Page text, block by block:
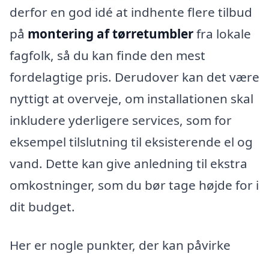
derfor en god idé at indhente flere tilbud
på montering af tørretumblerfra lokale
fagfolk, så du kan finde den mest
fordelagtige pris. Derudover kan det være
nyttigt at overveje, om installationen skal
inkludere yderligere services, som for
eksempel tilslutning til eksisterende el og
vand. Dette kan give anledning til ekstra
omkostninger, som du bør tage højde for i
dit budget.
Her er nogle punkter, der kan påvirke